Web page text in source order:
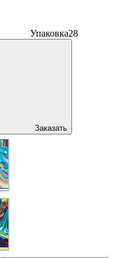
Упаковка28
Заказать